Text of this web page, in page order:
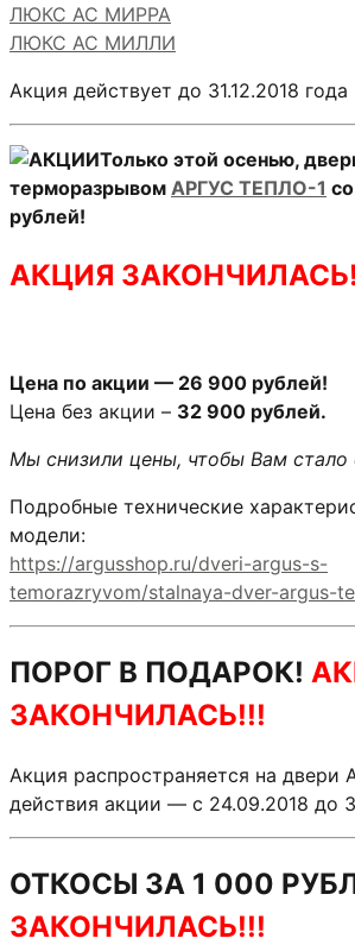
ЛЮКС АС МИРРА
ЛЮКС АС МИЛЛИ
Акция действует до 31.12.2018 года
Только этой осенью,
терморазрывом АРГУС ТЕПЛО-1
рублей!
АКЦИЯ
Цена по акции — 26 900 рублей!
Цена без акции – 32 900 рублей.
Мы снизили цены, чтобы Вам стало
Подробные технические
модели:
https://argusshop.ru/dveri-argus-s-
temorazryvom/stalnaya-dver-argus-
ПОРОГ В ПОДАРОК!
ЗАКОНЧИЛАСЬ!!!
Акция распространяется на двери
действия акции — с 24.09.2018 до
ОТКОСЫ ЗА 1 000
ЗАКОНЧИЛАСЬ!!!